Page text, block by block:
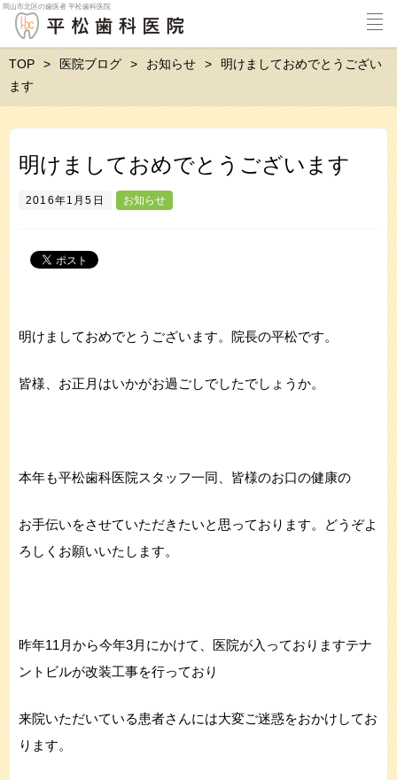
岡山市北区の歯医者 平松歯科医院
TOP 医院ブログ お知らせ
明けましておめでとうござい
ます
明けましておめでとうございます
2016年1月5日 お知らせ
明けましておめでとうございます。院長の平松です。
皆様、お正月はいかがお過ごしでしたでしょうか。
本年も平松歯科医院スタッフ一同、皆様のお口の健康の
お手伝いをさせていただきたいと思っております。どうぞよ
ろしくお願いいたします。
昨年11月から今年3月にかけて、医院が入っておりますテナ
ントビルが改装工事を行っており
来院いただいている患者さんには大変ご迷惑をおかけしてお
ります。